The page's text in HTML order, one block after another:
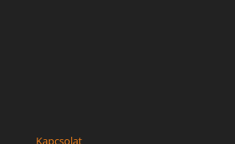
Kapcsolat